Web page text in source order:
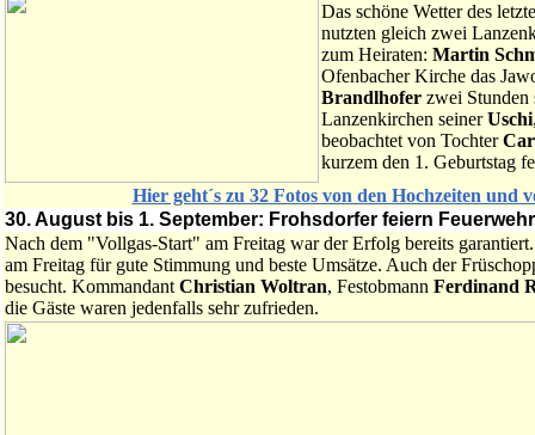
Das schöne Wetter des
nutzten gleich zwei
zum Heiraten: Martin
Ofenbacher Kirche das
Brandlhofer zwei Stunden
Lanzenkirchen seinerUschi
beobachtet von Tochter
kurzem den 1. Geburtstag
Hier geht´s zu 32 Fotos von den Hochzeiten und
30. August bis 1. September: Frohsdorfer feiern
Nach dem "Vollgas-Start" am Freitag war der Erfolg bereits
am Freitag für gute Stimmung und beste Umsätze. Auch der
besucht. Kommandant Christian Woltran, Festobmann Ferdinand
die Gäste waren jedenfalls sehr zufrieden.